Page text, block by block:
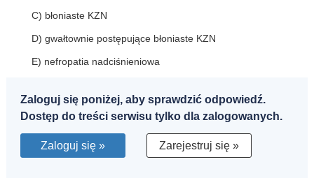
C) błoniaste KZN
D) gwałtownie postępujące błoniaste KZN
E) nefropatia nadciśnieniowa
Zaloguj się poniżej, aby sprawdzić odpowiedź.
Dostęp do treści serwisu tylko dla zalogowanych.
Zaloguj się » Zarejestruj się »